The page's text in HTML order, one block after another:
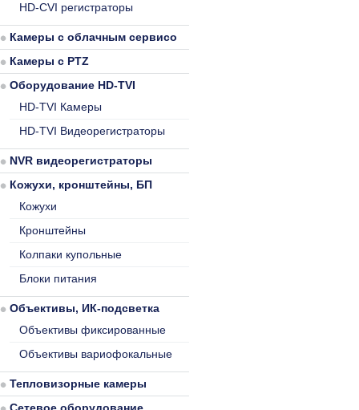
HD-CVI регистраторы
Камеры с облачным сервисом
Камеры с PTZ
Оборудование HD-TVI
HD-TVI Камеры
HD-TVI Видеорегистраторы
NVR видеорегистраторы
Кожухи, кронштейны, БП
Кожухи
Кронштейны
Колпаки купольные
Блоки питания
Объективы, ИК-подсветка
Объективы фиксированные
Объективы вариофокальные
Тепловизорные камеры